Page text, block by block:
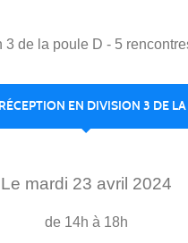
de la poule D - 5
EN DIVISION 3 DE
Le mardi 23 avril 2024
de 14h à 18h